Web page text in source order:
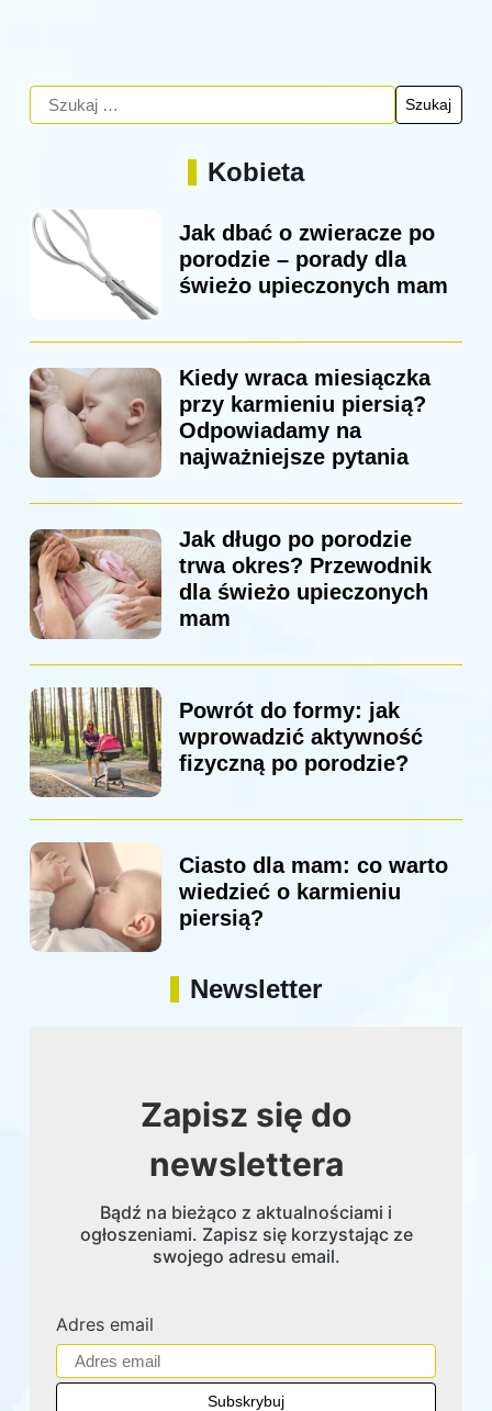
Kobieta
Jak dbać o zwieracze po
porodzie – porady dla
świeżo upieczonych mam
Kiedy wraca miesiączka
przy karmieniu piersią?
Odpowiadamy na
najważniejsze pytania
Jak długo po porodzie
trwa okres? Przewodnik
dla świeżo upieczonych
mam
Powrót do formy: jak
wprowadzić aktywność
fizyczną po porodzie?
Ciasto dla mam: co warto
wiedzieć o karmieniu
piersią?
Newsletter
Zapisz się do
newslettera
Bądź na bieżąco z aktualnościami i
ogłoszeniami. Zapisz się korzystając ze
swojego adresu email.
Adres email